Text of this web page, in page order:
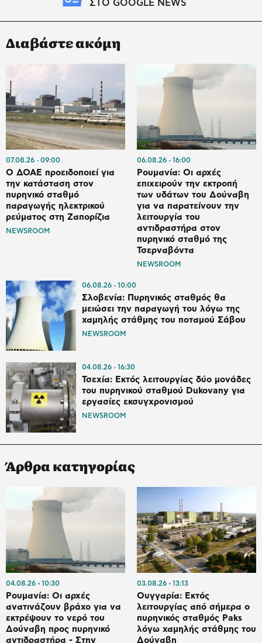
ΣΤΟ GOOGLE NEWS
Διαβάστε ακόμη
07.08.26 09:00
Ο ΔΟΑΕ προειδοποιεί για
την κατάσταση στον
πυρηνικό σταθμό
παραγωγής ηλεκτρικού
ρεύματος στη Ζαπορίζια
NEWSROOM
06.08.26 16:00
Ρουμανία: Οι αρχές
επιχειρούν την εκτροπή
των υδάτων του Δούναβη
για να παρατείνουν την
λειτουργία του
αντιδραστήρα στον
πυρηνικό σταθμό της
Τσερναβόντα
NEWSROOM
06.08.26 10:00
Σλοβενία: Πυρηνικός σταθμός θα
μειώσει την παραγωγή του λόγω της
χαμηλής στάθμης του ποταμού Σάβου
NEWSROOM
04.08.26 16:30
Τσεχία: Εκτός λειτουργίας δύο μονάδες
του πυρηνικού σταθμού Dukovany για
εργασίες εκσυγχρονισμού
NEWSROOM
Άρθρα κατηγορίας
04.08.26 10:30
Ρουμανία: Οι αρχές
ανατινάζουν βράχο για να
εκτρέψουν το νερό του
Δούναβη προς πυρηνικό
αντιδραστήρα - Στην
03.08.26 13:13
Ουγγαρία: Εκτός
λειτουργίας από σήμερα ο
πυρηνικός σταθμός Paks
λόγω χαμηλής στάθμης του
Δούναβη